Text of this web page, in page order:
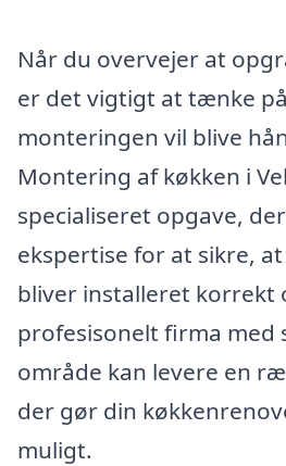
Når du overvejer at
er det vigtigt at tænke
monteringen vil blive
Montering af køkken i
specialiseret opgave,
ekspertise for at sikre,
bliver installeret korrekt
profesisonelt firma med
område kan levere en
der gør din
muligt.